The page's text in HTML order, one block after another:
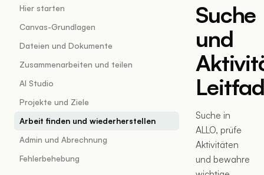
Hier starten
Canvas-Grundlagen
Dateien und Dokumente
Zusammenarbeiten und teilen
AI Studio
Projekte und Ziele
Arbeit finden und wiederherstellen
Admin und Abrechnung
Fehlerbehebung
Suche
und
Suche in
ALLO, prüfe
Aktivitäten
und bewahre